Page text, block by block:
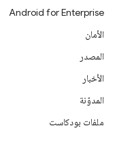
Android for Enterprise
الأمان
المصدر
الأخبار
المدوّنة
ملفات بودكاست